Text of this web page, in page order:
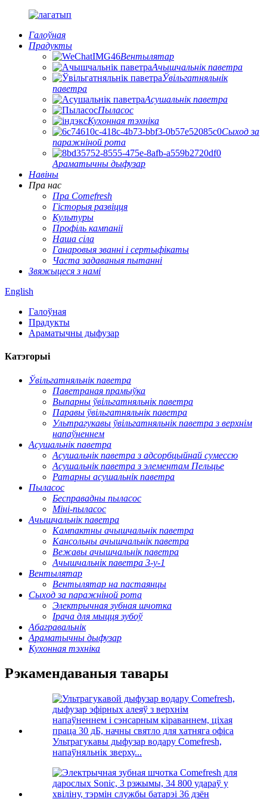
Галоўная
Прадукты
Вентылятар
Ачышчальнік паветра
Ўвільгатняльнік
паветра
Асушальнік паветра
Пыласос
Кухонная тэхніка
Сыход за
паражніной рота
Араматычны дыфузар
Навіны
Пра нас
Пра Comefresh
Гісторыя развіцця
Культуры
Профіль кампаніі
Наша сіла
Ганаровыя званні і сертыфікаты
Часта задаваныя пытанні
Звяжыцеся з намі
English
Галоўная
Прадукты
Араматычны дыфузар
Катэгорыі
Ўвільгатняльнік паветра
Паветраная прамыўка
Выпарны ўвільгатняльнік паветра
Паравы ўвільгатняльнік паветра
Ультрагукавы ўвільгатняльнік паветра з верхнім
напаўненнем
Асушальнік паветра
Асушальнік паветра з адсорбцыйнай сумессю
Асушальнік паветра з элементам Пельцье
Ратарны асушальнік паветра
Пыласос
Бесправадны пыласос
Міні-пыласос
Ачышчальнік паветра
Кампактны ачышчальнік паветра
Кансольны ачышчальнік паветра
Вежавы ачышчальнік паветра
Ачышчальнік паветра 3-у-1
Вентылятар
Вентылятар на пастаянцы
Сыход за паражніной рота
Электрычная зубная шчотка
Ірача для мыцця зубоў
Абагравальнік
Араматычны дыфузар
Кухонная тэхніка
Рэкамендаваныя тавары
Ультрагукавы дыфузар водару Comefresh,
напаўняльнік зверху...